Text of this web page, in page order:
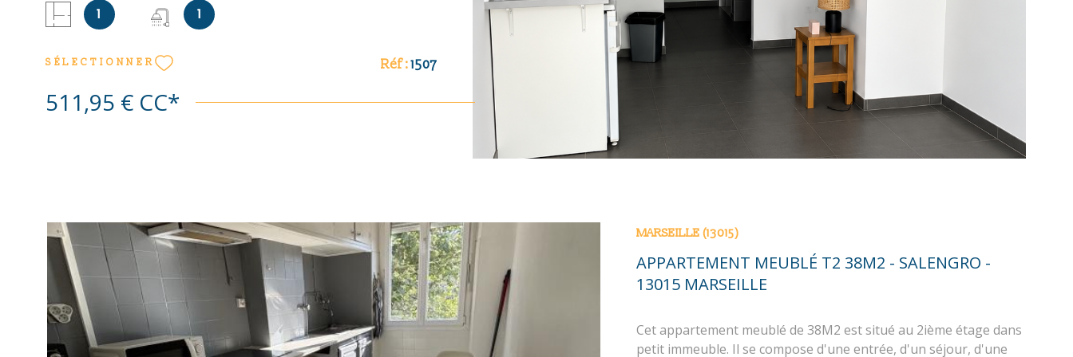
1 1
SÉLECTIONNER Réf :1507
511,95 € CC*
VOIR LE BIEN
MARSEILLE (13015)
APPARTEMENT MEUBLÉ T2 38M2 - SALENGRO -
13015 MARSEILLE
Cet appartement meublé de 38M2 est situé au 2ième étage dans
petit immeuble. Il se compose d'une entrée, d'un séjour, d'une